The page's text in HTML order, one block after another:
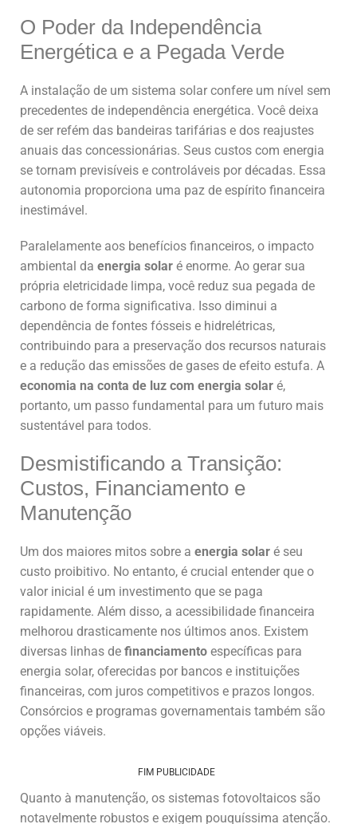
O Poder da Independência
Energética e a Pegada Verde
A instalação de um sistema solar confere um nível sem
precedentes de independência energética. Você deixa
de ser refém das bandeiras tarifárias e dos reajustes
anuais das concessionárias. Seus custos com energia
se tornam previsíveis e controláveis por décadas. Essa
autonomia proporciona uma paz de espírito financeira
inestimável.
Paralelamente aos benefícios financeiros, o impacto
ambiental da energia solar é enorme. Ao gerar sua
própria eletricidade limpa, você reduz sua pegada de
carbono de forma significativa. Isso diminui a
dependência de fontes fósseis e hidrelétricas,
contribuindo para a preservação dos recursos naturais
e a redução das emissões de gases de efeito estufa. A
economia na conta de luz com energia solar é,
portanto, um passo fundamental para um futuro mais
sustentável para todos.
Desmistificando a Transição:
Custos, Financiamento e
Manutenção
Um dos maiores mitos sobre a energia solar é seu
custo proibitivo. No entanto, é crucial entender que o
valor inicial é um investimento que se paga
rapidamente. Além disso, a acessibilidade financeira
melhorou drasticamente nos últimos anos. Existem
diversas linhas de financiamento específicas para
energia solar, oferecidas por bancos e instituições
financeiras, com juros competitivos e prazos longos.
Consórcios e programas governamentais também são
opções viáveis.
FIM PUBLICIDADE
Quanto à manutenção, os sistemas fotovoltaicos são
notavelmente robustos e exigem pouquíssima atenção.